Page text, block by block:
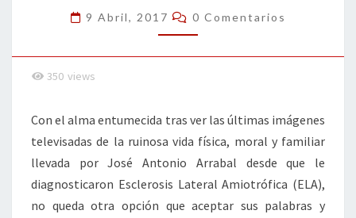
9 Abril, 2017 Comentarios
0 Comentarios
350 views
Con el alma entumecida tras ver las últimas imágenes
televisadas de la ruinosa vida física, moral y familiar
llevada por José Antonio Arrabal desde que le
diagnosticaron Esclerosis Lateral Amiotrófica (ELA),
no queda otra opción que aceptar sus palabras y